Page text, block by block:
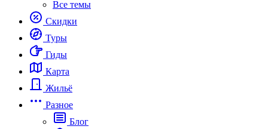
Все темы
Скидки
Туры
Гиды
Карта
Жильё
Разное
Блог